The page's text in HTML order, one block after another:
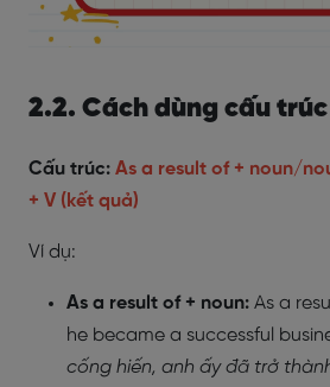
2.2. Cách dùng cấu
Cấu trúc: As a result of + noun/
+ V (kết quả)
Ví dụ:
As a result of + noun: As a
he became a successful
cống hiến, anh ấy đã trở